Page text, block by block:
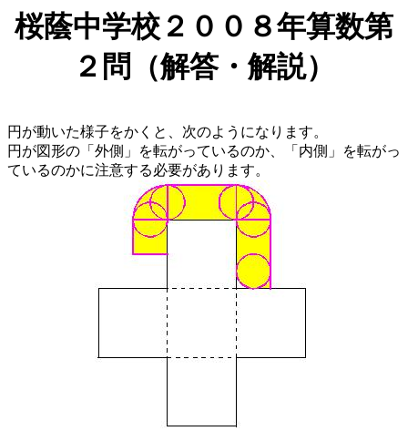
桜蔭中学校２００８年算数第
２問（解答・解説）
円が動いた様子をかくと、次のようになります。
円が図形の「外側」を転がっているのか、「内側」を転がっ
ているのかに注意する必要があります。